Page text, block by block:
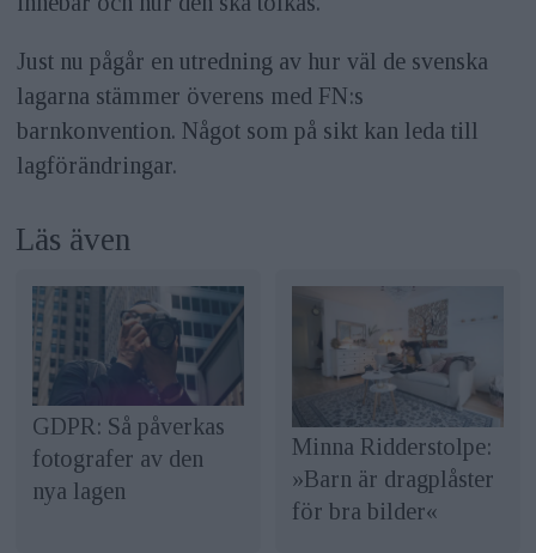
Just nu pågår en utredning av hur väl de svenska
lagarna stämmer överens med FN:s
barnkonvention. Något som på sikt kan leda till
lagförändringar.
Läs även
GDPR: Så påverkas
fotografer av den
nya lagen
Minna Ridderstolpe:
»Barn är dragplåster
för bra bilder«